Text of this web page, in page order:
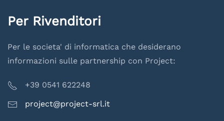
Per Rivenditori
Per le societa' di informatica che desiderano
informazioni sulle partnership con Project:
+39 0541 622248
project@project-srl.it